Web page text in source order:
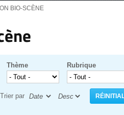
BIO-SCÈNE
Rubrique
Thème
Trier par